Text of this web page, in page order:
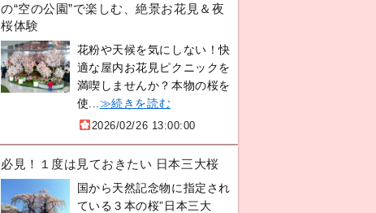
の“空の公園”で楽しむ、絶景お花見＆夜
桜体験
花粉や天候を気にしない！快
適な屋内お花見ピクニックを
満喫しませんか？本物の桜を
使... ≫続きを読む
2026/02/26 13:00:00
必見！１度は見ておきたい 日本三大桜
国から天然記念物に指定され
ている３本の桜”日本三大